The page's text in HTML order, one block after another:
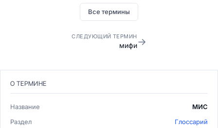
Все термины
СЛЕДУЮЩИЙ ТЕРМИН
мифи→
О ТЕРМИНЕ
Название
МИС
Раздел
Глоссарий